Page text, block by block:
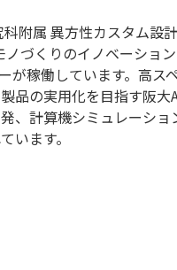
附属 異方性カスタム設
づくりのイノベーショ
が稼働しています。高
品の実用化を目指す阪
、計算機シミュレーシ
います。